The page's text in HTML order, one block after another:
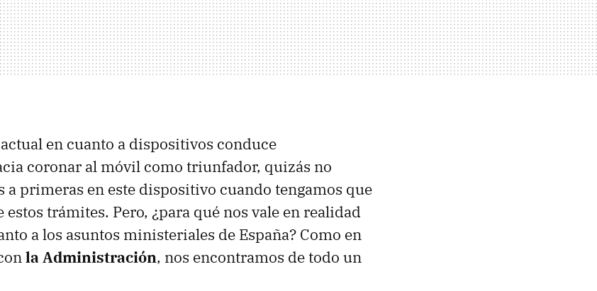
en cuanto a dispositivos conduce
coronar al móvil como triunfador, quizás no
a primeras en este dispositivo cuando tengamos que
trámites. Pero, ¿para qué nos vale en realidad
a los asuntos ministeriales de España? Como en
la Administración, nos encontramos de todo un